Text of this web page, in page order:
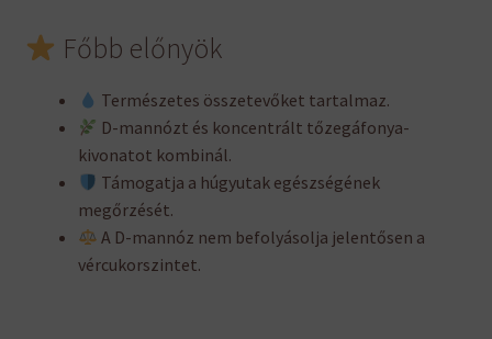
Főbb előnyök
Természetes összetevőket tartalmaz.
D-mannózt és koncentrált tőzegáfonya-
kivonatot kombinál.
Támogatja a húgyutak egészségének
megőrzését.
A D-mannóz nem befolyásolja jelentősen a
vércukorszintet.